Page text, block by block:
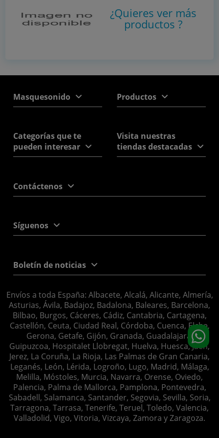
¿Quieres ver más
productos?
Masquesonido Productos
Categorías que te
pueden interesar
Visita nuestras
tiendas destacadas
Contáctenos
Síguenos
Boletín de noticias
Envíos a toda España: Albacete, Alcalá, Alicante, Almería,
Asturias, Ávila, Badajoz, Badalona, Baleares, Barcelona,
Bilbao, Burgos, Cáceres, Cádiz, Cantabria, Cartagena,
Castellón, Ceuta, Ciudad Real, Córdoba, Cuenca, Elche,
Gerona, Getafe, Gijón, Granada, Guadalajara,
Guipuzcoa, Hospitalet Llobregat, Huelva, Huesca, Jaén,
Jerez, La Coruña, La Rioja, Las Palmas de Gran Canaria,
Leganés, León, Lérida, Logroño, Lugo, Madrid, Málaga,
Melilla, Móstoles, Murcia, Navarra, Orense, Oviedo,
Palencia, Palma de Mallorca, Pamplona, Pontevedra,
Sabadell, Salamanca, Santander, Segovia, Sevilla, Soria,
Tarragona, Tarrasa, Tenerife, Teruel, Toledo, Valencia,
Valladolid, Vigo, Vitoria, Vizcaya, Zamora y Zaragoza.